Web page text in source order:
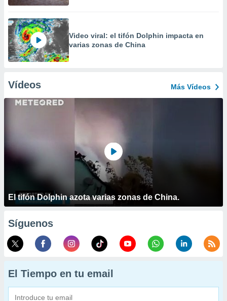
Video viral: el tifón Dolphin impacta en
varias zonas de China
Vídeos Más Vídeos
El tifón Dolphin azota varias zonas de China.
Síguenos
El Tiempo en tu email